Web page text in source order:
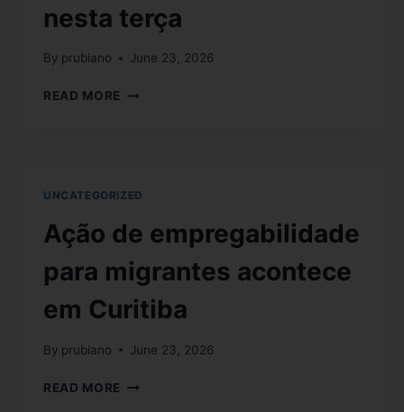
nesta terça
By prubiano June 23, 2026
READ MORE
UNCATEGORIZED
Ação de empregabilidade
para migrantes acontece
em Curitiba
By prubiano June 23, 2026
READ MORE